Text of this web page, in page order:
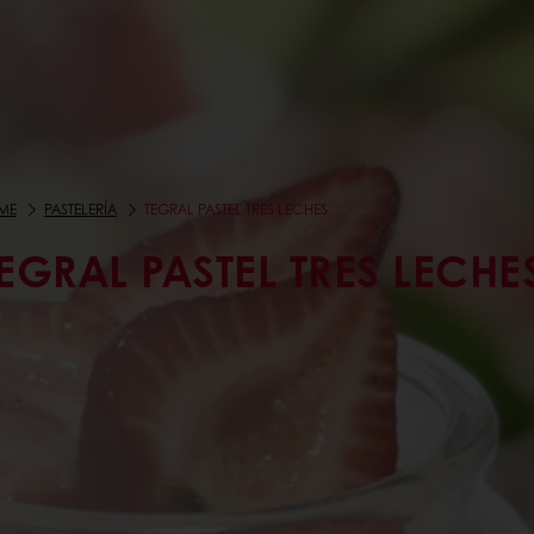
PASTELERÍA TEGRAL PASTEL TRES LECHES
PASTEL TRES